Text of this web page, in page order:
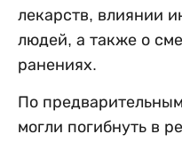
лекарств, влиянии
людей, а также о
ранениях.
По
могли погибнуть в